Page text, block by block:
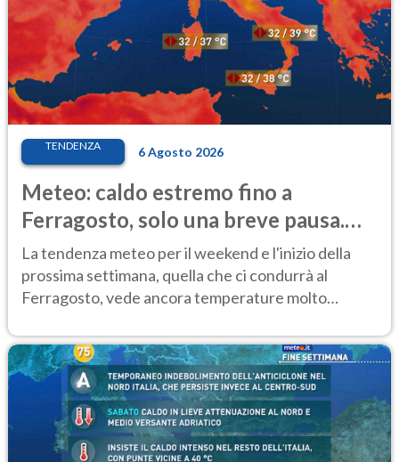
TENDENZA 6 Agosto 2026
Meteo: caldo estremo fino a
Ferragosto, solo una breve pausa.
Ecco dove
La tendenza meteo per il weekend e l'inizio della
prossima settimana, quella che ci condurrà al
Ferragosto, vede ancora temperature molto